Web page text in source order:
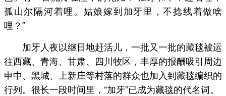
孤山尔隔河着哩。姑娘嫁到加牙里，不捻线着做啥
哩？”
加牙人夜以继日地赶活儿，一批又一批的藏毯被运
往西藏、青海、甘肃、四川牧区，丰厚的报酬吸引周边
申中、黑城、上新庄等村落的群众也加入到藏毯编织的
行列。很长一段时间里，“加牙”已成为藏毯的代名词。